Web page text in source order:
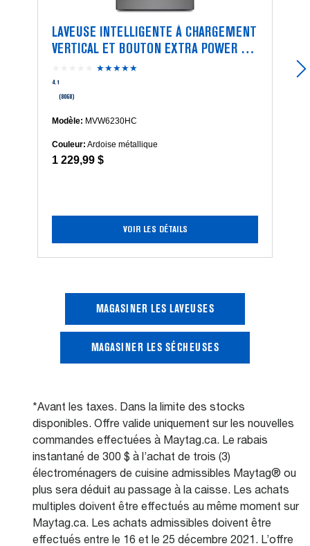
LAVEUSE INTELLIGENTE À CHARGEMENT
VERTICAL ET BOUTON EXTRA POWER -
★★★★★
avis
vertical
-
5.4
cu
4.1
(8068)
Modèle: MVW6230HC
Couleur: Ardoise métallique
1 229,99 $
VOIR LES DÉTAILS
MAGASINER LES LAVEUSES
MAGASINER LES SÉCHEUSES
*Avant les taxes. Dans la limite des stocks
disponibles. Offre valide uniquement sur les nouvelles
commandes effectuées à Maytag.ca. Le rabais
instantané de 300 $ à l’achat de trois (3)
électroménagers de cuisine admissibles Maytag® ou
plus sera déduit au passage à la caisse. Les achats
multiples doivent être effectués au même moment sur
Maytag.ca. Les achats admissibles doivent être
effectués entre le 16 et le 25 décembre 2021. L’offre